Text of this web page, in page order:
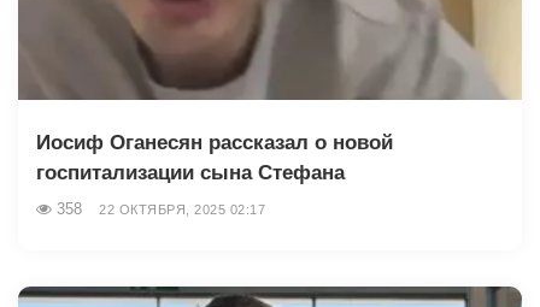
Иосиф Оганесян рассказал о новой
госпитализации сына Стефана
358 22 ОКТЯБРЯ, 2025 02:17